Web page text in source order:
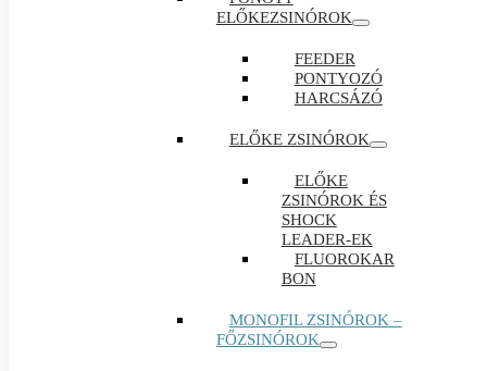
ELŐKEZSINÓROK
FEEDER
PONTYOZÓ
HARCSÁZÓ
ELŐKE ZSINÓROK
ELŐKE
ZSINÓROK ÉS
SHOCK
LEADER-EK
FLUOROKAR
BON
MONOFIL ZSINÓROK –
FŐZSINÓROK